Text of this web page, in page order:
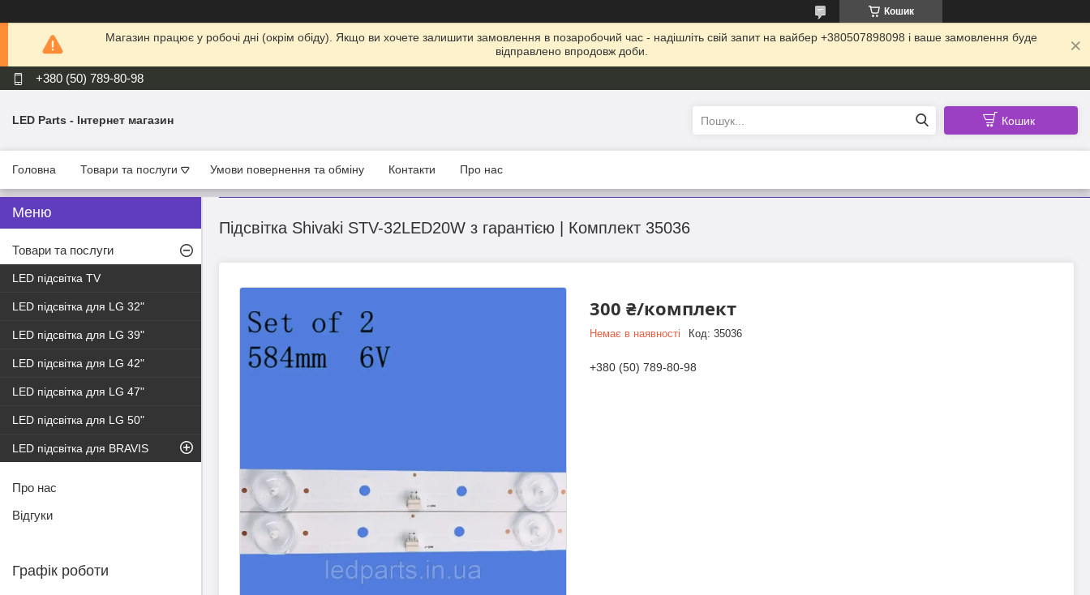
Кошик
Магазин працює у робочі дні (окрім обіду). Якщо ви хочете залишити замовлення в позаробочий час - надішліть свій запит на вайбер +380507898098 і ваше замовлення буде
відправлено впродовж доби.
+380 (50) 789-80-98
LED Parts - Інтернет магазин Кошик
Головна Товари та послуги Умови повернення та обміну Контакти Про нас
Підсвітка Shivaki STV-32LED20W з гарантією | Комплект 35036
300 ₴/комплект
Немає в наявності Код: 35036
+380 (50) 789-80-98
Товари та послуги
LED підсвітка TV
LED підсвітка для LG 32"
LED підсвітка для LG 39"
LED підсвітка для LG 42"
LED підсвітка для LG 47"
LED підсвітка для LG 50"
LED підсвітка для BRAVIS
Про нас
Відгуки
Графік роботи